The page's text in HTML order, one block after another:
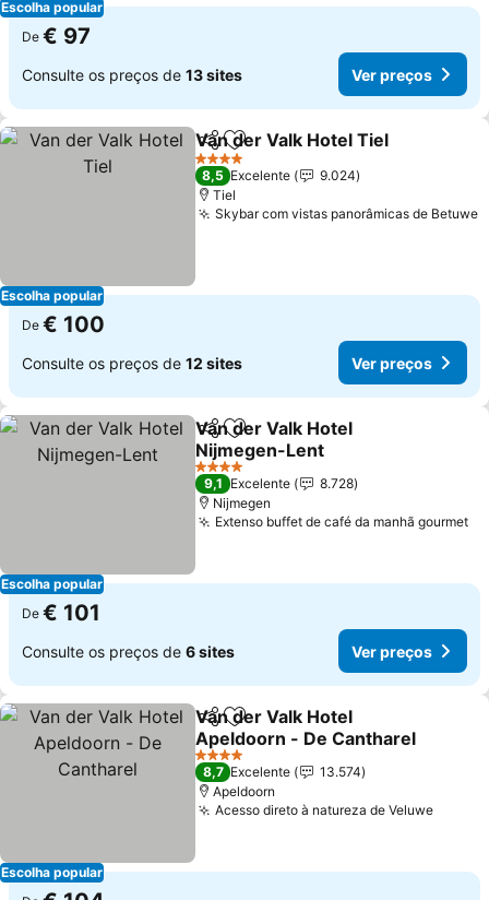
Escolha popular
De € 97
Consulte os preços de 13 sites Ver preços
Escolha popular
PartilharAdicionar aos favoritos
Van der Valk Hotel Tiel
4 Estrelas
8,5 Excelente
9.024
Tiel
Skybar com vistas panorâmicas de Betuwe
De € 100
Consulte os preços de 12 sites Ver preços
Escolha popular
PartilharAdicionar aos favoritos
Van der Valk Hotel
Nijmegen-Lent
Ver preços
4 Estrelas
9,1 Excelente
8.728
Nijmegen
Extenso buffet de café da manhã gourmet
De € 101
Consulte os preços de 6 sites Ver preços
Escolha popular
PartilharAdicionar aos favoritos
Van der Valk Hotel
Apeldoorn - De Cantharel
Ver preços
4 Estrelas
8,7 Excelente
13.574
Apeldoorn
Acesso direto à natureza de VeluweVer